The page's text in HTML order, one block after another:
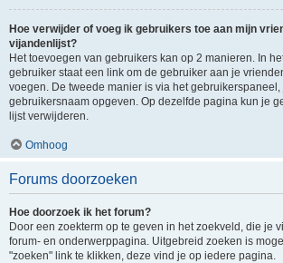
Hoe verwijder of voeg ik gebruikers toe aan mijn
vijandenlijst?
Het toevoegen van gebruikers kan op 2 manieren. In
gebruiker staat een link om de gebruiker aan je
voegen. De tweede manier is via het gebruikerspaneel,
gebruikersnaam opgeven. Op dezelfde pagina kun je
lijst verwijderen.
Omhoog
Forums doorzoeken
Hoe doorzoek ik het forum?
Door een zoekterm op te geven in het zoekveld, die je
forum- en onderwerppagina. Uitgebreid zoeken is
"zoeken" link te klikken, deze vind je op iedere pagina.